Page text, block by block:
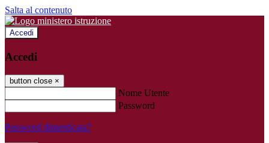
Salta al contenuto
Accedi
Accedi
button close ×
Nome Utente
Password
Password dimenticata?